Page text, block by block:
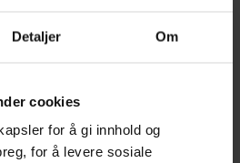
Detaljer Om
cookies
for å gi innhold og
for å levere sosiale
pauser ekstra behagelige.
gir deg førsteklasses komfort og